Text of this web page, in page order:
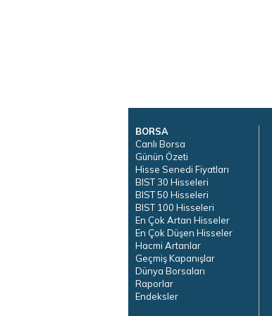
BORSA
Canlı Borsa
Günün Özeti
Hisse Senedi Fiyatları
BIST 30 Hisseleri
BIST 50 Hisseleri
BIST 100 Hisseleri
En Çok Artan Hisseler
En Çok Düşen Hisseler
Hacmi Artanlar
Geçmiş Kapanışlar
Dünya Borsaları
Raporlar
Endeksler